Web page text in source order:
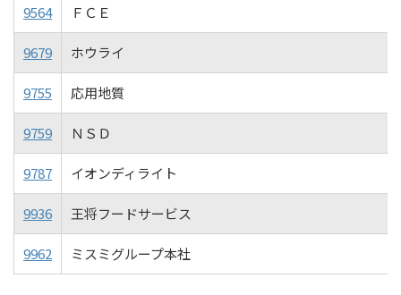
9564 ＦＣＥ
9679 ホウライ
9755 応用地質
9759 ＮＳＤ
9787 イオンディライト
9936 王将フードサービス
9962 ミスミグループ本社